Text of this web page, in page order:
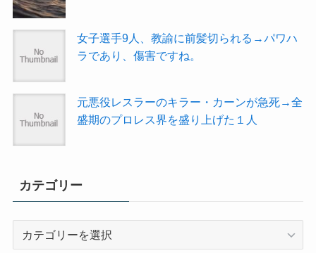
女子選手9人、教諭に前髪切られる→パワハ
ラであり、傷害ですね。
元悪役レスラーのキラー・カーンが急死→全
盛期のプロレス界を盛り上げた１人
カテゴリー